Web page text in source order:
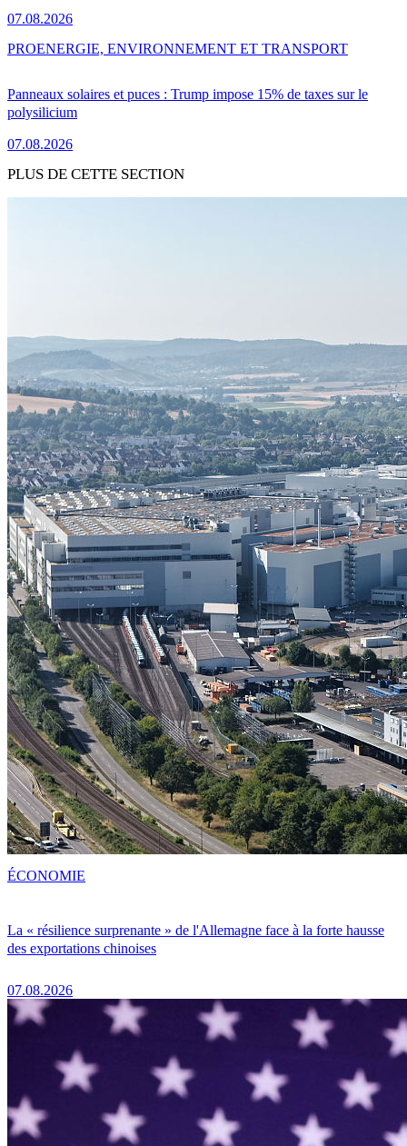
07.08.2026
Panneaux solaires et puces : Trump impose 15% de taxes sur le
polysilicium
07.08.2026
PROENERGIE, ENVIRONNEMENT ET TRANSPORT
PLUS DE CETTE SECTION
La « résilience surprenante » de l'Allemagne face à la forte hausse
des exportations chinoises
07.08.2026
ÉCONOMIE